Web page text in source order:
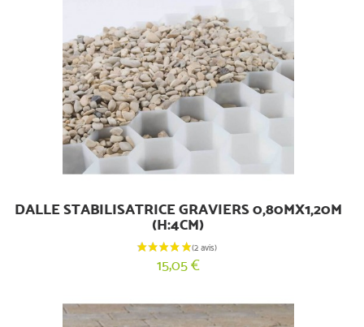
DALLE STABILISATRICE GRAVIERS 0,80MX1,20M
(H:4CM)
15,05 €